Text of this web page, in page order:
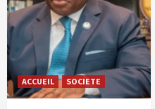
ACCUEIL SOCIETE